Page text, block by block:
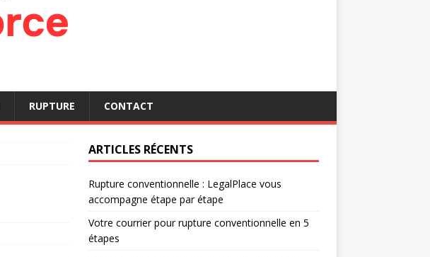
RUPTURE CONTACT
ARTICLES RÉCENTS
Rupture conventionnelle : LegalPlace vous
accompagne étape par étape
Votre courrier pour rupture conventionnelle en 5
étapes